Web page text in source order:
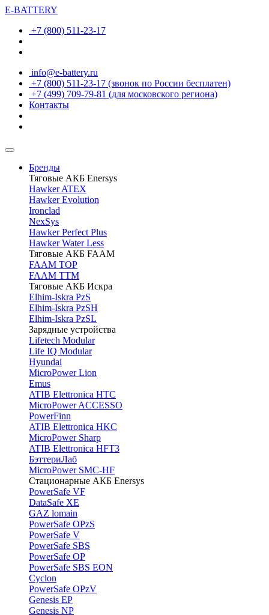
E-BATTERY
+7 (800) 511-23-17
info@e-battery.ru
+7 (800) 511-23-17 (звонок по России бесплатен)
+7 (499) 709-79-81 (для московского региона)
Контакты
Бренды
Тяговые АКБ Enersys
Hawker ATEX
Hawker Evolution
Ironclad
NexSys
Hawker Perfect Plus
Hawker Water Less
Тяговые АКБ FAAM
FAAM TOP
FAAM TTM
Тяговые АКБ Искра
Elhim-Iskra PzS
Elhim-Iskra PzSH
Elhim-Iskra PzSL
Зарядные устройства
Lifetech Modular
Life IQ Modular
Hyundai
MicroPower Lion
Emus
ATIB Elettronica HTC
MicroPower ACCESSO
PowerFinn
ATIB Elettronica HKC
MicroPower Sharp
ATIB Elettronica HFT3
БэттериЛаб
MicroPower SMC-HF
Стационарные АКБ Enersys
PowerSafe VF
DataSafe XE
GAZ lomain
PowerSafe OPzS
PowerSafe V
PоwerSafe SBS
PowerSafe OP
PоwerSafe SBS EON
Cyclon
PowerSafe OPzV
Genesis EP
Genesis NP